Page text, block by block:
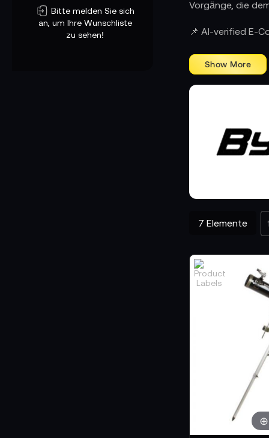
Vorgänge, die
Design, präzise
gleichermaßen.
Fragen zu
ImTONEART-
entwickelt für
– wo
📌 AI-verified E-
7 Elemente
Bitte melden Sie sich
an, um Ihre Wunschliste
zu sehen!